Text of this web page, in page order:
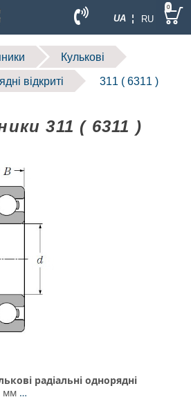
UA ¦ RU
0
Кулькові
відкриті 311 ( 6311 )
311 ( 6311 )
радіальні однорядні
мм …